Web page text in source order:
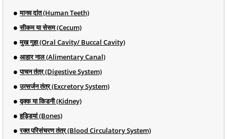
मानव दांत (Human Teeth)
सीकम या सेसम (Cecum)
मुख गुहा (Oral Cavity/ Buccal Cavity)
आहार नाल (Alimentary Canal)
पाचन तंत्र (Digestive System)
उत्सर्जन तंत्र (Excretory System)
वृक्क या किडनी (Kidney)
हड्डियां (Bones)
रक्त परिसंचरण तंत्र (Blood Circulatory System)